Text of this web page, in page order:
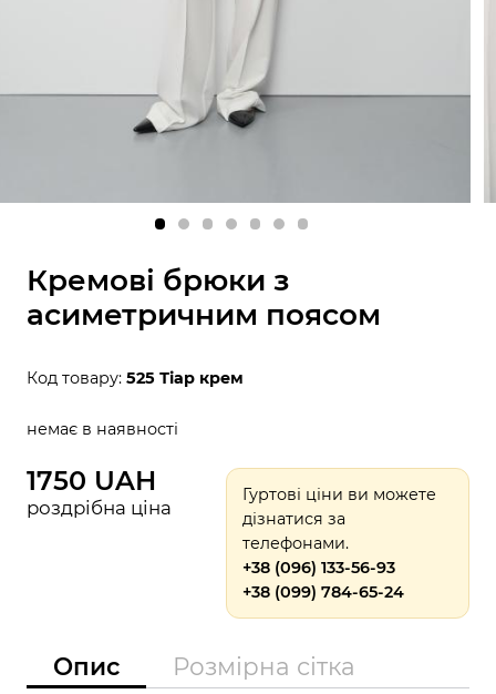
Кремові брюки з
асиметричним поясом
Код товару: 525 Тіар крем
немає в наявності
1750 UAH
роздрібна ціна
Гуртові ціни ви можете
дізнатися за
телефонами.
+38 (096) 133-56-93
+38 (099) 784-65-24
Опис Розмірна сітка